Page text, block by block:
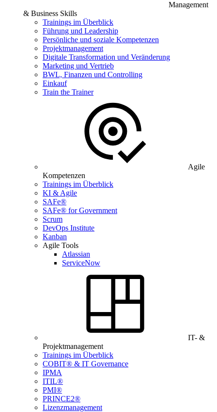
Management
& Business Skills
Trainings im Überblick
Führung und Leadership
Persönliche und soziale Kompetenzen
Projektmanagement
Digitale Transformation und Veränderung
Marketing und Vertrieb
BWL, Finanzen und Controlling
Einkauf
Train the Trainer
Agile
Kompetenzen
Trainings im Überblick
KI & Agile
SAFe®
SAFe® for Government
Scrum
DevOps Institute
Kanban
Agile Tools
Atlassian
ServiceNow
IT- &
Projektmanagement
Trainings im Überblick
COBIT® & IT Governance
IPMA
ITIL®
PMI®
PRINCE2®
Lizenzmanagement